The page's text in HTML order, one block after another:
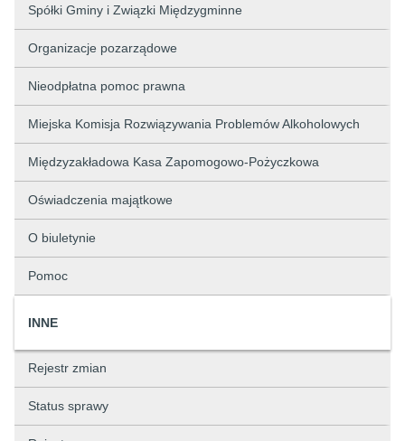
Spółki Gminy i Związki Międzygminne
Organizacje pozarządowe
Nieodpłatna pomoc prawna
Miejska Komisja Rozwiązywania Problemów Alkoholowych
Międzyzakładowa Kasa Zapomogowo-Pożyczkowa
Oświadczenia majątkowe
O biuletynie
Pomoc
INNE
Rejestr zmian
Status sprawy